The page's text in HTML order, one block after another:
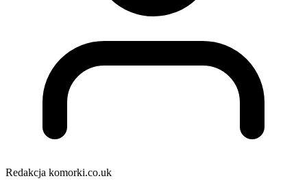
Redakcja komorki.co.uk